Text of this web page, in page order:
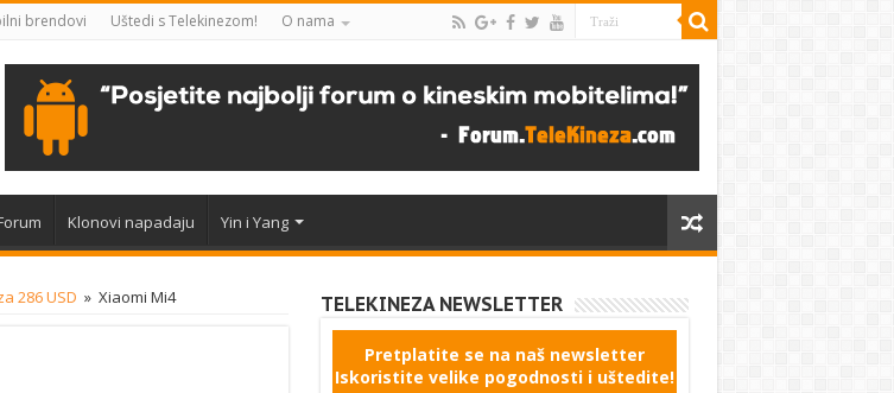
brendovi Uštedi s Telekinezom! O nama
Klonovi napadaju Yin i Yang
286 USD » Xiaomi Mi4 TELEKINEZA NEWSLETTER
Pretplatite se na naš newsletter
Iskoristite velike pogodnosti i uštedite!